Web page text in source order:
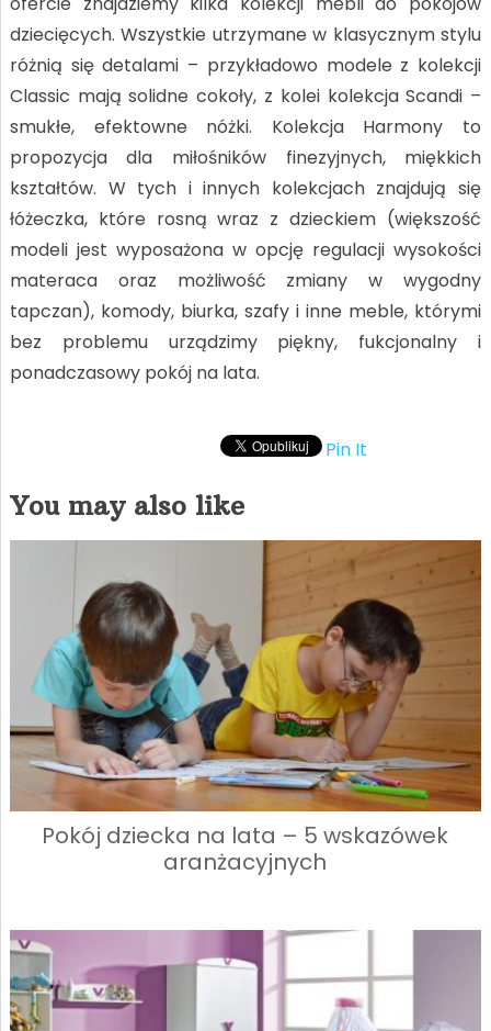
dziecięcych. Wszystkie utrzymane w klasycznym stylu
różnią się detalami – przykładowo modele z kolekcji
Classic mają solidne cokoły, z kolei kolekcja Scandi –
smukłe, efektowne nóżki. Kolekcja Harmony to
propozycja dla miłośników finezyjnych, miękkich
kształtów. W tych i innych kolekcjach znajdują się
łóżeczka, które rosną wraz z dzieckiem (większość
modeli jest wyposażona w opcję regulacji wysokości
materaca oraz możliwość zmiany w wygodny
tapczan), komody, biurka, szafy i inne meble, którymi
bez problemu urządzimy piękny, fukcjonalny i
ponadczasowy pokój na lata.
Pin It
You may also like
Pokój dziecka na lata – 5 wskazówek
aranżacyjnych